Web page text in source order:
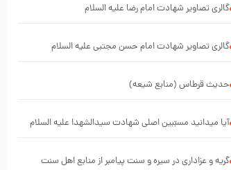
گالری تصاویر شهادت امام رضا علیه السلام
گالری تصاویر شهادت امام حسن مجتبی علیه السلام
حدیث قرطاس (منابع شیعه)
آیا میدانید مسبّبین اصلی شهادت سیدالشهدا علیه ‌السلام
گریه و عزاداری در سیره و سنت پیامبر از منابع اهل سنت